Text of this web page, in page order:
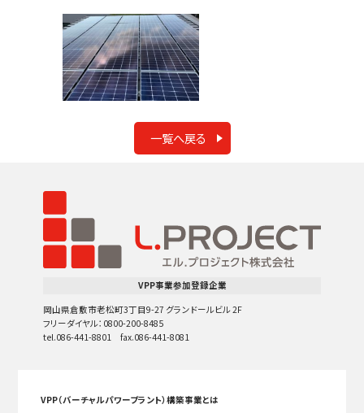
一覧へ戻る
VPP事業参加登録企業
岡山県倉敷市老松町3丁目9-27 グランドールビル 2F
フリーダイヤル：0800-200-8485
tel.086-441-8801 fax.086-441-8081
VPP（バーチャルパワープラント）構築事業とは